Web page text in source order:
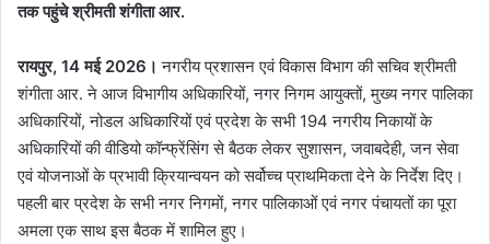
तक पहुंचे श्रीमती शंगीता आर.
रायपुर, 14 मई 2026।नगरीय प्रशासन एवं विकास विभाग की सचिव श्रीमती
शंगीता आर. ने आज विभागीय अधिकारियों, नगर निगम आयुक्तों, मुख्य नगर पालिका
अधिकारियों, नोडल अधिकारियों एवं प्रदेश के सभी 194 नगरीय निकायों के
अधिकारियों की वीडियो कॉन्फ्रेंसिंग से बैठक लेकर सुशासन, जवाबदेही, जन सेवा
एवं योजनाओं के प्रभावी क्रियान्वयन को सर्वोच्च प्राथमिकता देने के निर्देश दिए।
पहली बार प्रदेश के सभी नगर निगमों, नगर पालिकाओं एवं नगर पंचायतों का पूरा
अमला एक साथ इस बैठक में शामिल हुए।